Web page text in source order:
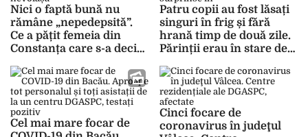
EMOȚIONAL
Nici o faptă bună nu
rămâne „nepedepsită”.
Ce a pățit femeia din
Constanța care s-a decis
nevoiașă
Patru copii au fost lăsați
singuri în frig și fără
hrană timp de două zile.
Părinții erau în stare de
surprinse în „casa
groazei” din Iași
Cel mai mare focar de
Cinci focare de
coronavirus în judeţul